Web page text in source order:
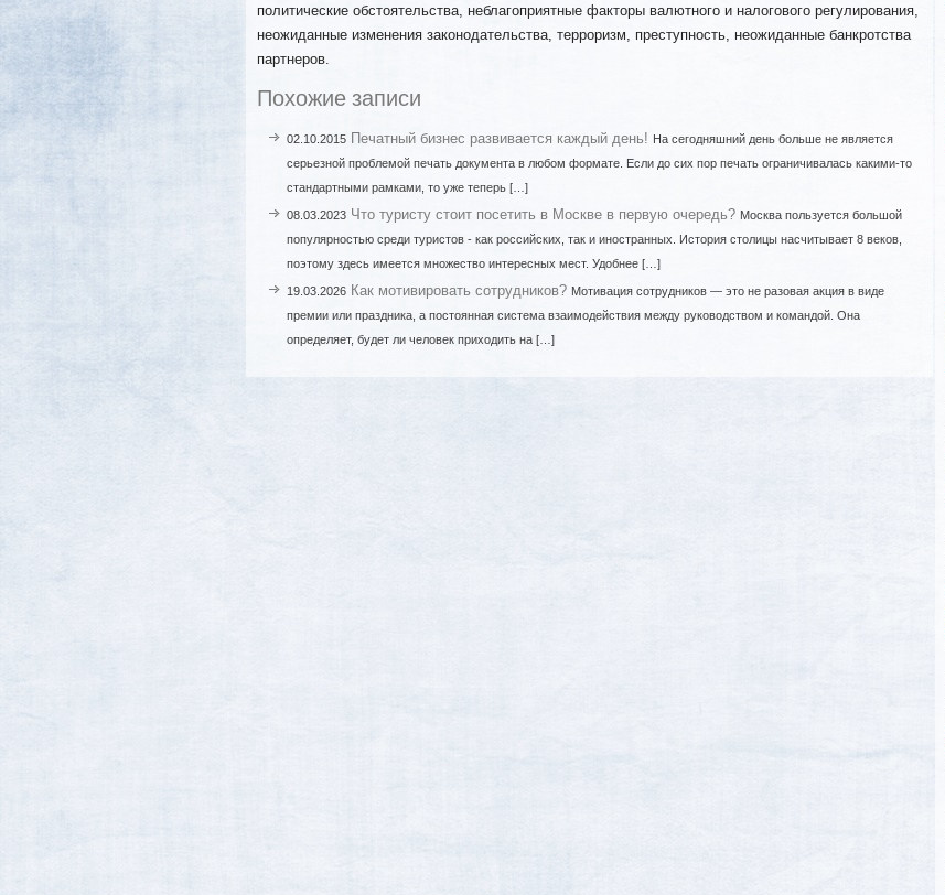
политические обстоятельства, неблагоприятные факторы валютного и налогового регулирования,
неожиданные изменения законодательства, терроризм, преступность, неожиданные банкротства
партнеров.
Похожие записи
02.10.2015 Печатный бизнес развивается каждый день! На сегодняшний день больше не является
серьезной проблемой печать документа в любом формате. Если до сих пор печать ограничивалась какими-то
стандартными рамками, то уже теперь […]
08.03.2023 Что туристу стоит посетить в Москве в первую очередь? Москва пользуется большой
популярностью среди туристов - как российских, так и иностранных. История столицы насчитывает 8 веков,
поэтому здесь имеется множество интересных мест. Удобнее […]
19.03.2026 Как мотивировать сотрудников? Мотивация сотрудников — это не разовая акция в виде
премии или праздника, а постоянная система взаимодействия между руководством и командой. Она
определяет, будет ли человек приходить на […]